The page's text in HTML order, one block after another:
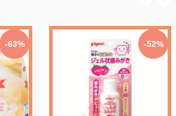
-63% -52%